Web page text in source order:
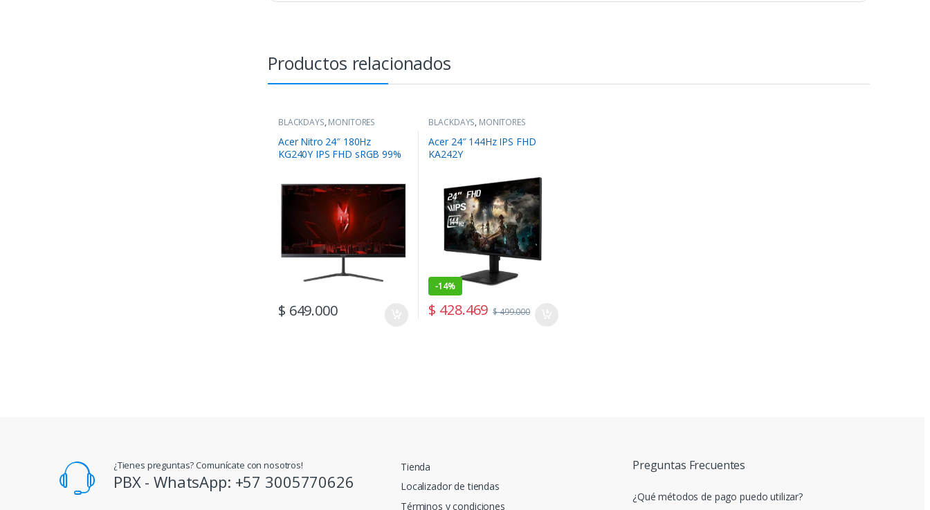
Productos relacionados
BLACKDAYS, MONITORES
Acer Nitro 24″ 180Hz
KG240Y IPS FHD sRGB 99%
$ 649.000
BLACKDAYS, MONITORES
Acer 24″ 144Hz IPS FHD
KA242Y
-14%
$ 428.469 $499.000
¿Tienes preguntas? Comunícate con nosotros!
PBX - WhatsApp: +57 3005770626
Tienda
Localizador de tiendas
Términos y condiciones
Preguntas Frecuentes
¿Qué métodos de pago puedo utilizar?